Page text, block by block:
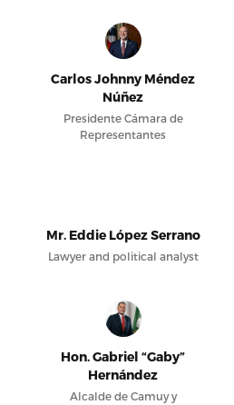
Carlos Johnny Méndez
Núñez
Presidente Cámara de
Representantes
Mr. Eddie López Serrano
Lawyer and political analyst
Hon. Gabriel “Gaby”
Hernández
Alcalde de Camuy y